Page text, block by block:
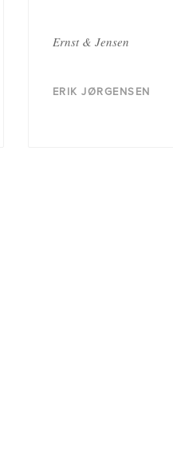
Ernst & Jensen
ERIK JØRGENSEN